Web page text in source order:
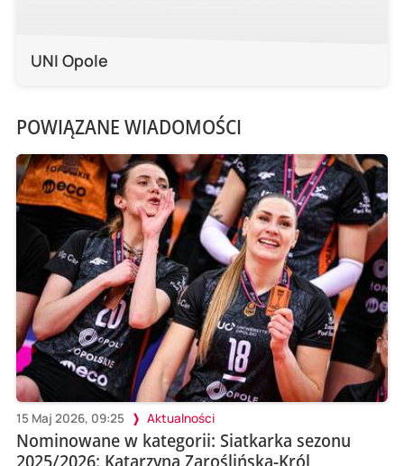
UNI Opole
POWIĄZANE WIADOMOŚCI
15 Maj 2026, 09:25 Aktualności
Nominowane w kategorii: Siatkarka sezonu
2025/2026: Katarzyna Zaroślińska-Król